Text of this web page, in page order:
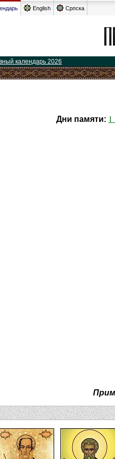
English Српска
календарь 2026
Дни памяти: